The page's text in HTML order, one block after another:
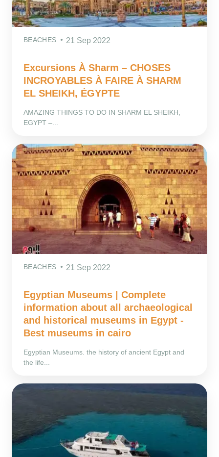
BEACHES 21 Sep 2022
Excursions À Sharm – CHOSES
INCROYABLES À FAIRE À SHARM
EL SHEIKH, ÉGYPTE
AMAZING THINGS TO DO IN SHARM EL SHEIKH,
EGYPT –...
BEACHES 21 Sep 2022
Egyptian Museums | Complete
information about all archaeological
and historical museums in Egypt -
Best museums in cairo
Egyptian Museums. the history of ancient Egypt and
the life...